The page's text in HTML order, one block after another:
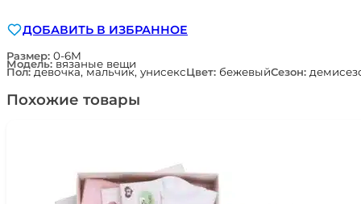
ДОБАВИТЬ В ИЗБРАННОЕ
Размер: 0-6М
Модель:вязаные вещи
Пол:девочка, мальчик, унисексЦвет: бежевыйСезон:
Похожие товары